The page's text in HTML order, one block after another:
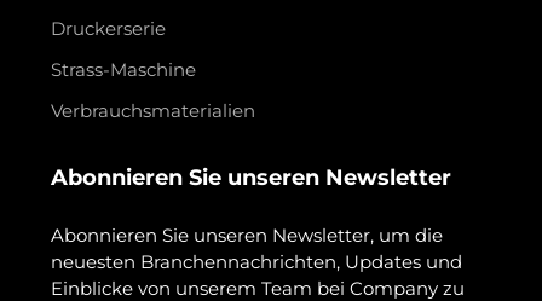
Druckerserie
Strass-Maschine
Verbrauchsmaterialien
Abonnieren Sie unseren Newsletter
Abonnieren Sie unseren Newsletter, um die
neuesten Branchennachrichten, Updates und
Einblicke von unserem Team bei Company zu